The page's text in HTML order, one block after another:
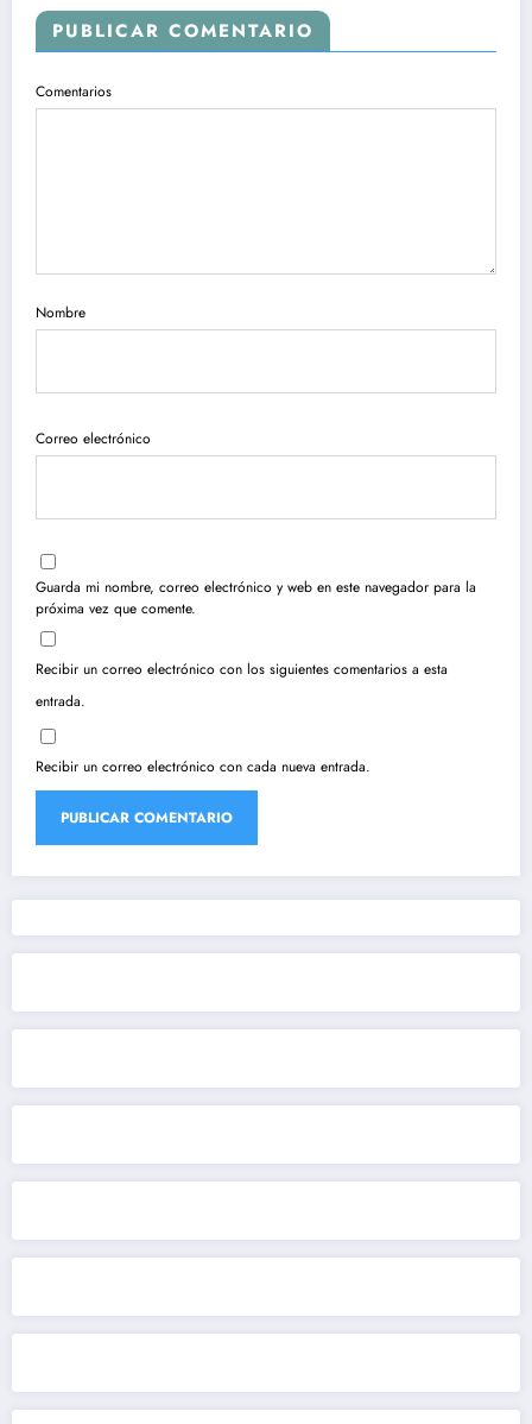
PUBLICAR COMENTARIO
Comentarios
Nombre
Correo electrónico
Guarda mi nombre, correo electrónico y web en este navegador para la
próxima vez que comente.
Recibir un correo electrónico con los siguientes comentarios a esta
entrada.
Recibir un correo electrónico con cada nueva entrada.